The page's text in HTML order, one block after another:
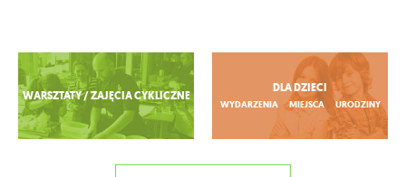
Zobacz więcej
WARSZTATY / ZAJĘCIA CYKLICZNE
DLA DZIECI
WYDARZENIA MIEJSCA URODZINY